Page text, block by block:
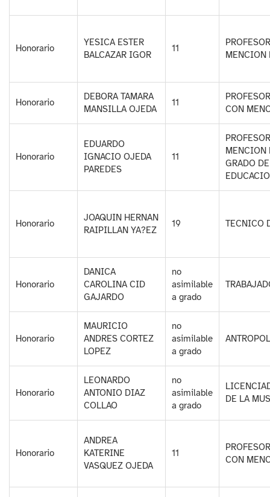
Honorario
YESICA ESTER
BALCAZAR IGOR
11
MENCION
Honorario
DEBORA TAMARA
MANSILLA OJEDA
11
CON
Honorario
EDUARDO
IGNACIO OJEDA
PAREDES
11
MENCION
GRADO
Honorario
JOAQUIN HERNAN
RAIPILLAN YA?EZ
19 TECNICO
Honorario
DANICA
CAROLINA CID
GAJARDO
no
asimilable
a grado
Honorario
MAURICIO
ANDRES CORTEZ
LOPEZ
no
asimilable
a grado
Honorario
LEONARDO
ANTONIO DIAZ
COLLAO
no
asimilable
a grado
DE LA
Honorario
ANDREA
KATERINE
VASQUEZ OJEDA
11
CON